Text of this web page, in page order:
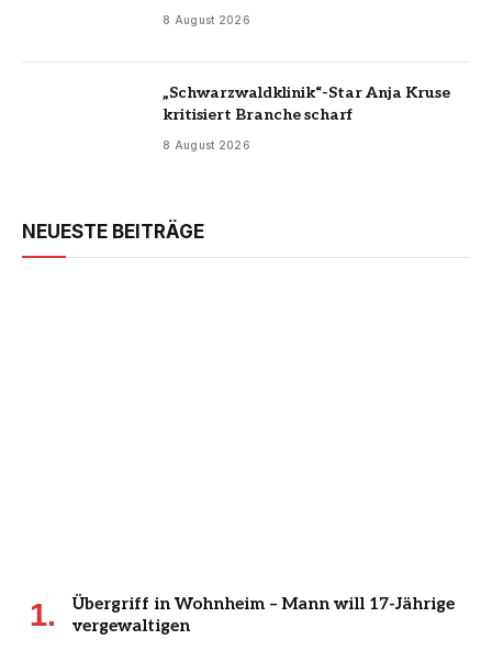
8 August 2026
„Schwarzwaldklinik“-Star Anja Kruse
kritisiert Branche scharf
8 August 2026
NEUESTE BEITRÄGE
Übergriff in Wohnheim – Mann will 17-Jährige
vergewaltigen